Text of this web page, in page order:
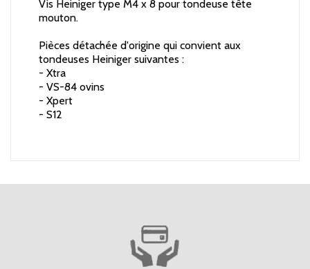
Vis Heiniger type M4 x 8 pour tondeuse tête
mouton.
Pièces détachée d'origine qui convient aux
tondeuses Heiniger suivantes :
- Xtra
- VS-84 ovins
- Xpert
- S12